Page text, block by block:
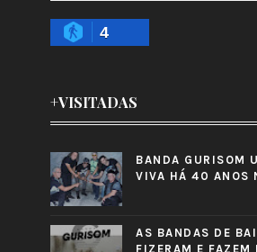
4
+VISITADAS
BANDA GURISOM
VIVA HÁ 40 ANOS
AS BANDAS DE
FIZERAM E FAZEM